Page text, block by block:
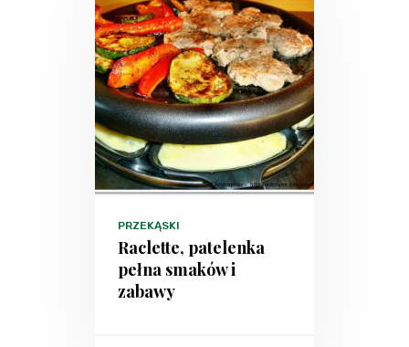
PRZEKĄSKI
Raclette, patelenka
pełna smaków i
zabawy